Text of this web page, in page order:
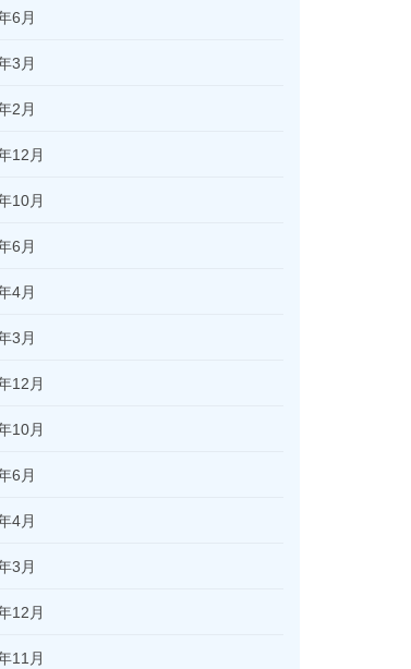
6月
3月
2月
12月
10月
6月
4月
3月
12月
10月
6月
4月
3月
12月
11月